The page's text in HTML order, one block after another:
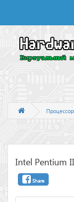
Intel Pentium
Share